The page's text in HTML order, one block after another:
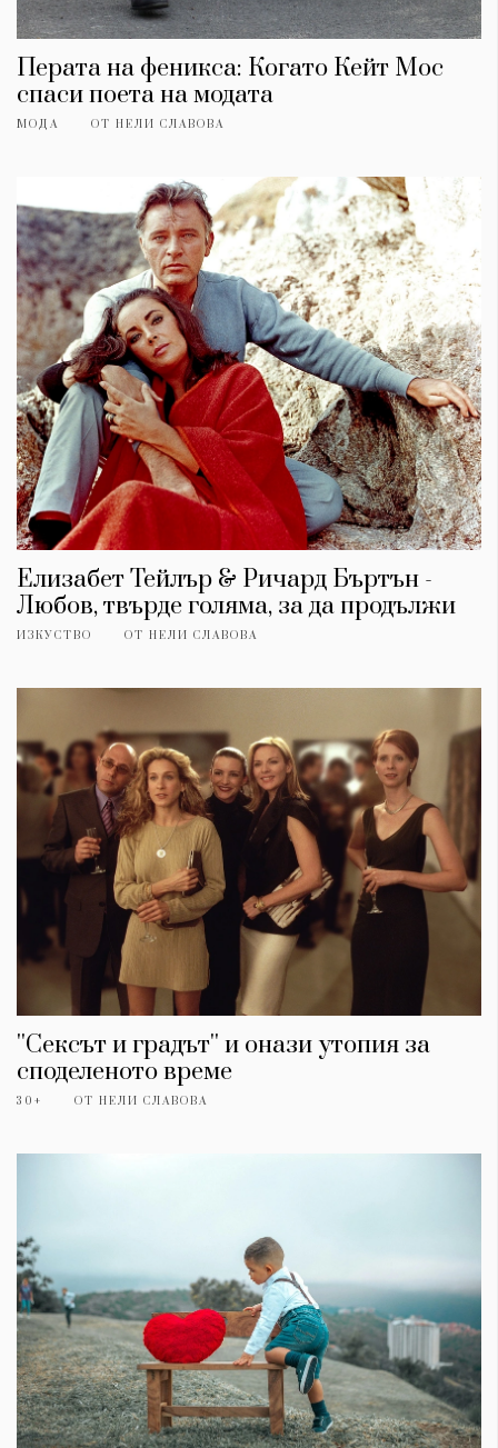
Перата на феникса: Когато Кейт Мос
спаси поета на модата
МОДА ОТ НЕЛИ СЛАВОВА
Елизабет Тейлър & Ричард Бъртън -
Любов, твърде голяма, за да продължи
ИЗКУСТВО ОТ НЕЛИ СЛАВОВА
''Сексът и градът'' и онази утопия за
споделеното време
30+ ОТ НЕЛИ СЛАВОВА
КАТЕГОРИИ
Wine&Dine
Подкасти
Мода
Dialogue
Изкуство
ЗА НАС
Условия за
ползване
За нас
Реклама
Политика за